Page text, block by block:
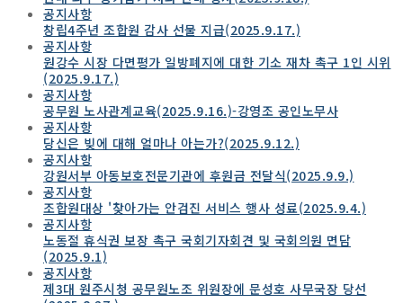
공지사항
창립4주년 조합원 감사 선물 지급(2025.9.17.)
공지사항
원강수 시장 다면평가 일방폐지에 대한 기소 재차 촉구 1인 시위
(2025.9.17.)
공지사항
공무원 노사관계교육(2025.9.16.)-강영조 공인노무사
공지사항
당신은 빚에 대해 얼마나 아는가?(2025.9.12.)
공지사항
강원서부 아동보호전문기관에 후원금 전달식(2025.9.9.)
공지사항
조합원대상 '찾아가는 안검진 서비스 행사 성료(2025.9.4.)
공지사항
노동절 휴식권 보장 촉구 국회기자회견 및 국회의원 면담
(2025.9.1)
공지사항
제3대 원주시청 공무원노조 위원장에 문성호 사무국장 당선